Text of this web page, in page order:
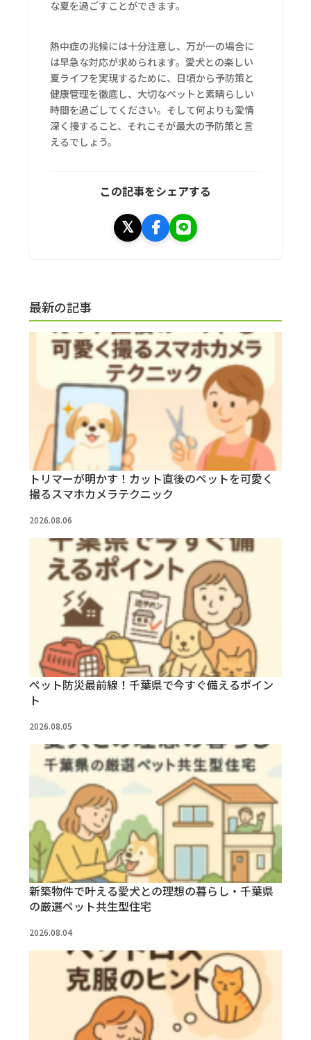
な夏を過ごすことができます。
熱中症の兆候には十分注意し、万が一の場合に
は早急な対応が求められます。愛犬との楽しい
夏ライフを実現するために、日頃から予防策と
健康管理を徹底し、大切なペットと素晴らしい
時間を過ごしてください。そして何よりも愛情
深く接すること、それこそが最大の予防策と言
えるでしょう。
この記事をシェアする
最新の記事
トリマーが明かす！カット直後のペットを可愛く
撮るスマホカメラテクニック
2026.08.06
ペット防災最前線！千葉県で今すぐ備えるポイン
ト
2026.08.05
新築物件で叶える愛犬との理想の暮らし・千葉県
の厳選ペット共生型住宅
2026.08.04